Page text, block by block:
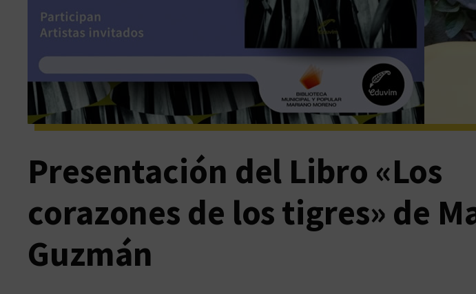
Presentación del Libro «Los
corazones de los tigres» de
Guzmán